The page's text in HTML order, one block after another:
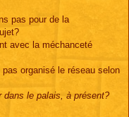
pas pour de la
avec la méchanceté
organisé le réseau selon
dans le palais, à présent?